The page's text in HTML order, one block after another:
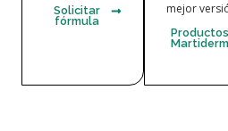
Solicitar
fórmula
mejor
Productos
Martiderm